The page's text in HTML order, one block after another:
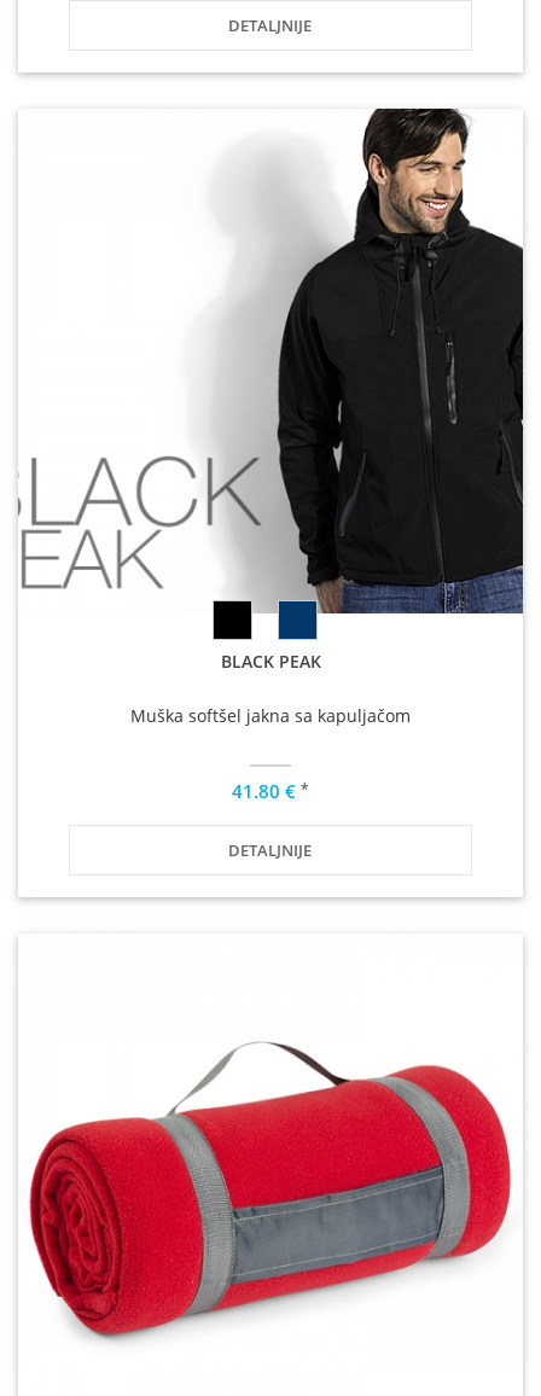
DETALJNIJE
BLACK PEAK
Muška softšel jakna sa kapuljačom
41.80 € *
DETALJNIJE